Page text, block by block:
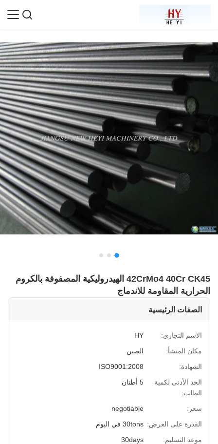
42CrMo4 40Cr CK45 الهيدروليكية المصفوفة بالكروم
الحرارية المقاومة للاندماج
الصفات الرئيسية
الاسم التجاري:
HY
مكان المنشأ:
الصين
الشهادة:
ISO9001:2008
الحد الأدنى لكمية
الطلب:
5 أطنان
سعر:
negotiable
القدرة على العرض: 30tons في اليوم
موعد التسليم:
30days